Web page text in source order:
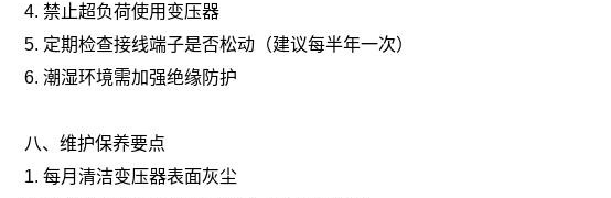
4. 禁止超负荷使用变压器
5. 定期检查接线端子是否松动（建议每半年一次）
6. 潮湿环境需加强绝缘防护
八、维护保养要点
1. 每月清洁变压器表面灰尘